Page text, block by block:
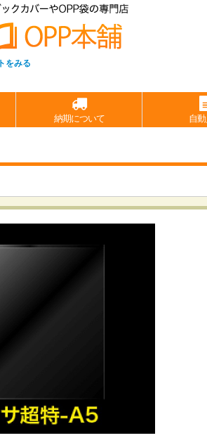
をみる
納期について 自